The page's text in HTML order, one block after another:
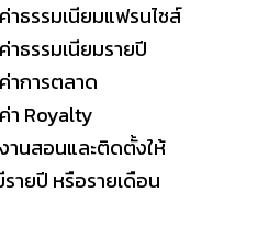
าธรรมเนียมแฟรนไชส์
าธรรมเนียมรายปี
าการตลาด
า Royalty
านสอนและติดตั้งให้
รายปี หรือรายเดือน